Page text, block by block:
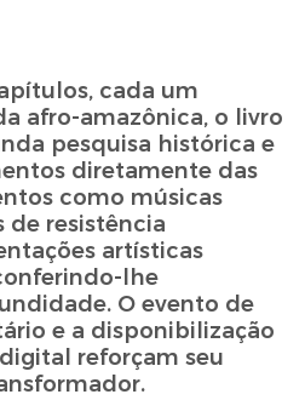
cada um
afro-amazônica, o livro
pesquisa histórica e
diretamente das
como músicas
de resistência
artísticas
lhe
O evento de
e a disponibilização
reforçam seu